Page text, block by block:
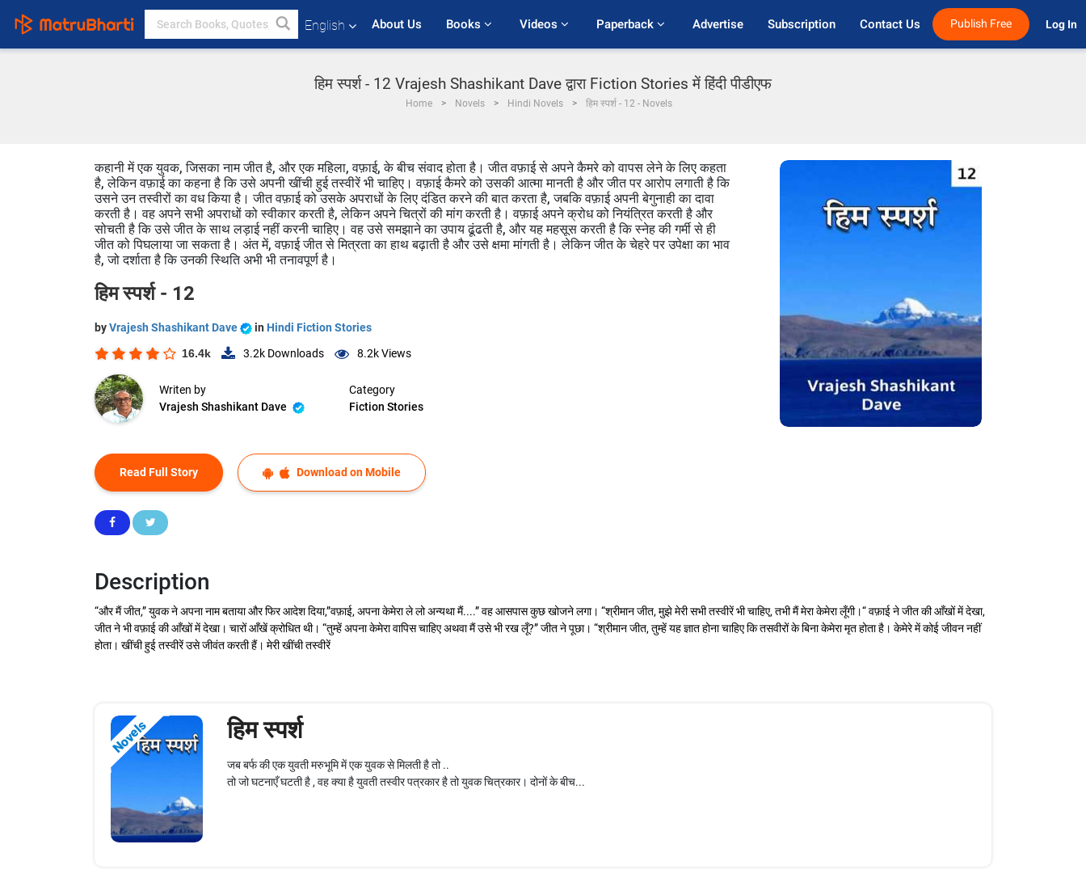
English About Us Books Videos Paperback Advertise Subscription Contact Us Publish Free Log In
हिम स्पर्श - 12 Vrajesh Shashikant Dave द्वारा Fiction Stories में हिंदी पीडीएफ
Home Novels Hindi Novels हिम स्पर्श - 12 - Novels
कहानी में एक युवक, जिसका नाम जीत है, और एक महिला, वफ़ाई, के बीच संवाद होता है। जीत वफ़ाई से अपने कैमरे को वापस लेने के लिए कहता
है, लेकिन वफ़ाई का कहना है कि उसे अपनी खींची हुई तस्वीरें भी चाहिए। वफ़ाई कैमरे को उसकी आत्मा मानती है और जीत पर आरोप लगाती है कि
उसने उन तस्वीरों का वध किया है। जीत वफ़ाई को उसके अपराधों के लिए दंडित करने की बात करता है, जबकि वफ़ाई अपनी बेगुनाही का दावा
करती है। वह अपने सभी अपराधों को स्वीकार करती है, लेकिन अपने चित्रों की मांग करती है। वफ़ाई अपने क्रोध को नियंत्रित करती है और
सोचती है कि उसे जीत के साथ लड़ाई नहीं करनी चाहिए। वह उसे समझाने का उपाय ढूंढती है, और यह महसूस करती है कि स्नेह की गर्मी से ही
जीत को पिघलाया जा सकता है। अंत में, वफ़ाई जीत से मित्रता का हाथ बढ़ाती है और उसे क्षमा मांगती है। लेकिन जीत के चेहरे पर उपेक्षा का भाव
है, जो दर्शाता है कि उनकी स्थिति अभी भी तनावपूर्ण है।
हिम स्पर्श - 12
byVrajesh Shashikant Dave in Hindi Fiction Stories
16.4k 3.2k Downloads 8.2kViews
Writen by
Vrajesh Shashikant Dave
Category
Fiction Stories
Read Full Story Download on Mobile
Description
“और मैं जीत,” युवक ने अपना नाम बताया और फिर आदेश दिया,”वफ़ाई, अपना केमेरा ले लो अन्यथा मैं....” वह आसपास कुछ खोजने लगा। “श्रीमान जीत, मुझे मेरी सभी तस्वीरें भी चाहिए, तभी मैं मेरा केमेरा लूँगी।“ वफ़ाई ने जीत की आँखों में देखा,
जीत ने भी वफ़ाई की आँखों में देखा। चारों आँखें क्रोधित थी। “तुम्हें अपना केमेरा वापिस चाहिए अथवा मैं उसे भी रख लूँ?” जीत ने पूछा। “श्रीमान जीत, तुम्हें यह ज्ञात होना चाहिए कि तसवीरों के बिना केमेरा मृत होता है। केमेरे में कोई जीवन नहीं
होता। खींची हुई तस्वीरें उसे जीवंत करती हैं। मेरी खींची तस्वीरें
Novels हिम स्पर्श
जब बर्फ की एक युवती मरुभूमि में एक युवक से मिलती है तो ..
तो जो घटनाएँ घटती है , वह क्या है युवती तस्वीर पत्रकार है तो युवक चित्रकार। दोनों के बीच...